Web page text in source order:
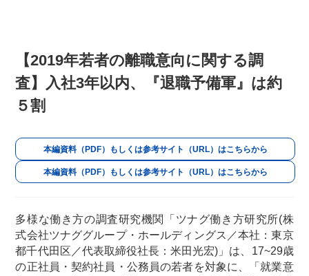
【2019年若者の離職意向に関する調
査】入社3年以内、『退職予備軍』は約
５割
本編資料（PDF）もしくは参考サイト（URL）はこちらから
本編資料（PDF）もしくは参考サイト（URL）はこちらから
多様な働き方の調査研究機関「ツナグ働き方研究所(株
式会社ツナググループ・ホールディングス／本社：東京
都千代田区／代表取締役社長：米田光宏)」は、17~29歳
の正社員・契約社員・公務員の若者を対象に、「就業意